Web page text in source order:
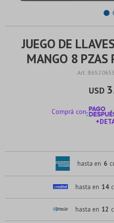
JUEGO DE
MANGO 8 PZAS
USD
Comprá con
hasta en 6
hasta en 14
hasta en 12